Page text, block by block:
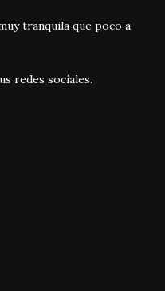
tranquila que poco a
redes sociales.